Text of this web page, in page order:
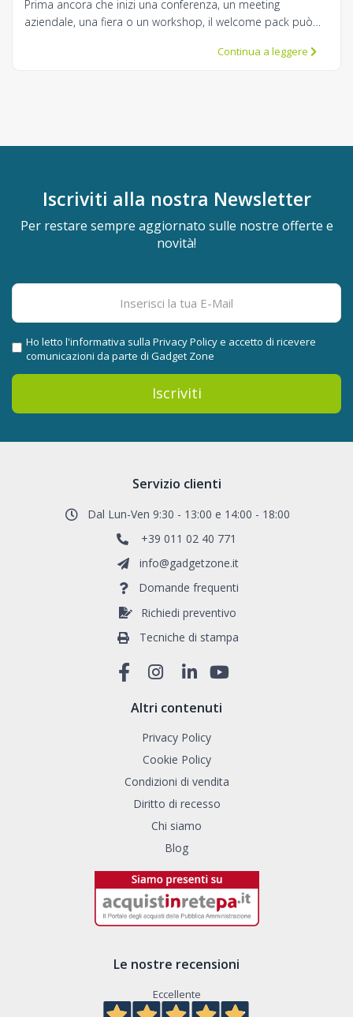
Prima ancora che inizi una conferenza, un meeting
aziendale, una fiera o un workshop, il welcome pack può
e capacità di accogliere le persone nel modo giusto.
Continua a leggere
Iscriviti alla nostra Newsletter
Per restare sempre aggiornato sulle nostre offerte e
novità!
Iscriviti
Ho letto l'informativa sulla Privacy Policye accetto di ricevere
comunicazioni da parte di Gadget Zone
Servizio clienti
Dal Lun-Ven 9:30 - 13:00 e 14:00 - 18:00
+39 011 02 40 771
info@gadgetzone.it
Domande frequenti
Richiedi preventivo
Tecniche di stampa
Altri contenuti
Privacy Policy
Cookie Policy
Condizioni di vendita
Diritto di recesso
Chi siamo
Blog
Le nostre recensioni
Eccellente